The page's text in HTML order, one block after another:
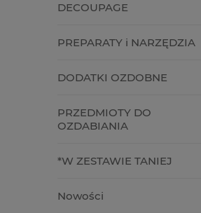
DECOUPAGE
PREPARATY i NARZĘDZIA
DODATKI OZDOBNE
PRZEDMIOTY DO
OZDABIANIA
*W ZESTAWIE TANIEJ
Nowości